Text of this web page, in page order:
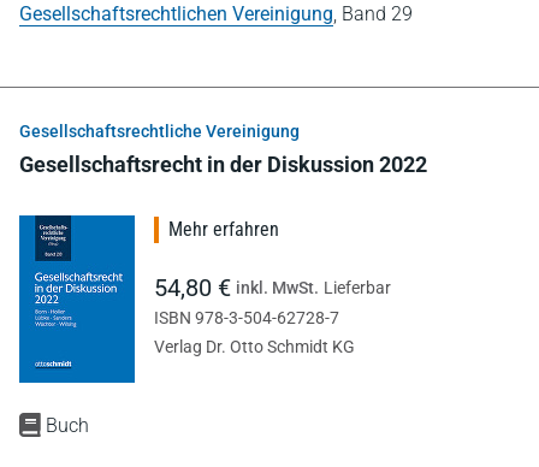
Gesellschaftsrechtlichen Vereinigung Band 29
Gesellschaftsrechtliche Vereinigung
Gesellschaftsrecht in der Diskussion 2022
Buch
Mehr erfahren
54,80 € inkl. MwSt. Lieferbar
ISBN 978-3-504-62728-7
Verlag Dr. Otto Schmidt KG